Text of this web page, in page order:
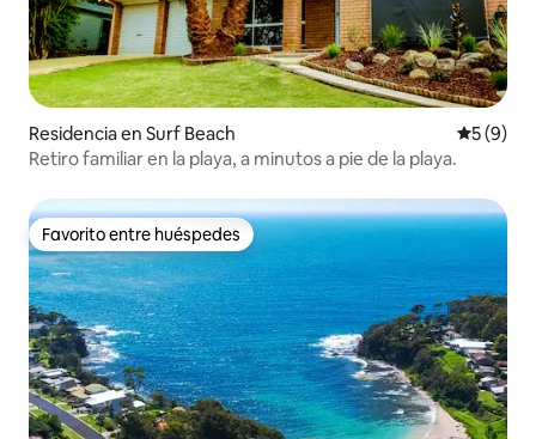
Residencia en Surf Beach
5 (9)
Retiro familiar en la playa, a minutos a pie de la playa.
Favorito entre huéspedes
Favorito entre huéspedes